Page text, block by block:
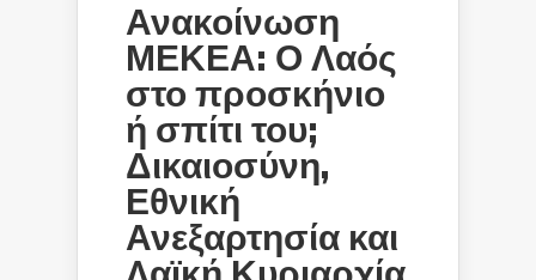
Ανακοίνωση
ΜΕΚΕΑ: Ο Λαός
στο προσκήνιο
ή σπίτι του;
Δικαιοσύνη,
Εθνική
Ανεξαρτησία και